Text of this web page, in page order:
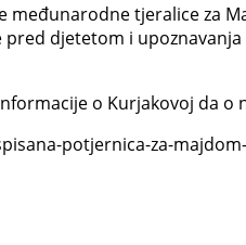
tjeralice za
djetetom i
o Kurjakovoj da
potjernica-za-